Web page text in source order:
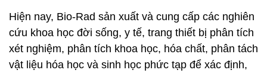
Hiện nay, Bio-Rad sản xuất và cung cấp các nghiên
cứu khoa học đời sống, y tế, trang thiết bị phân tích
xét nghiệm, phân tích khoa học, hóa chất, phân tách
vật liệu hóa học và sinh học phức tạp để xác định,